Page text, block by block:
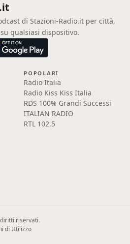
di Stazioni-Radio.it per città,
qualsiasi dispositivo.
POPOLARI
Radio Italia
Radio Kiss Kiss Italia
RDS 100% Grandi Successi
ITALIAN RADIO
RTL 102.5
riservati.
di Utilizzo